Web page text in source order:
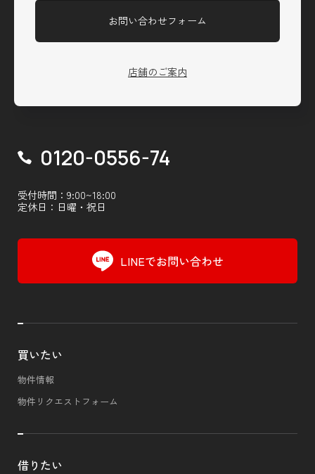
お問い合わせフォーム
店舗のご案内
0120-0556-74
受付時間：9:00~18:00
定休日：日曜・祝日
LINEでお問い合わせ
買いたい
物件情報
物件リクエストフォーム
借りたい